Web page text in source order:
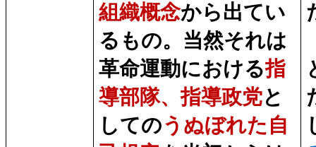
組織概念から出てい
るもの。当然それは
革命運動における指
導部隊、指導政党と
してのうぬぼれた自